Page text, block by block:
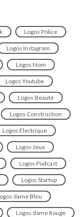
Logos Police
Logos Instagram
Logos Nom
Logos Youtube
Logos Beauté
Logos Construction
Logos Électrique
Logos Jeux
Logos Podcast
Logos Startup
dame Bleu
Logos dame Rouge